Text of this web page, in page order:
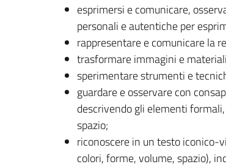
esprimersi e comunicare,
personali e autentiche per
rappresentare e comunicare la
trasformare immagini e
sperimentare strumenti e
guardare e osservare con
descrivendo gli elementi
spazio;
riconoscere in un testo iconico-
colori, forme, volume, spazio),